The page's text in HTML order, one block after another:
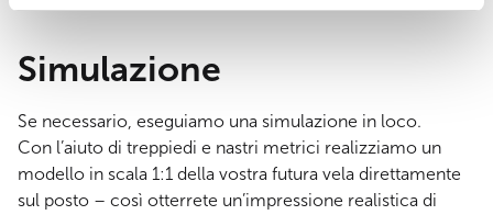
Simulazione
Se necessario, eseguiamo una simulazione in loco.
Con l’aiuto di treppiedi e nastri metrici realizziamo un
modello in scala 1:1 della vostra futura vela direttamente
sul posto – così otterrete un’impressione realistica di